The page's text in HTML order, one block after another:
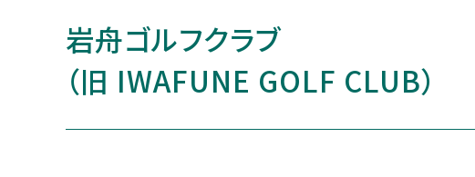
岩舟ゴルフクラブ
（旧 IWAFUNE GOLF CLUB）